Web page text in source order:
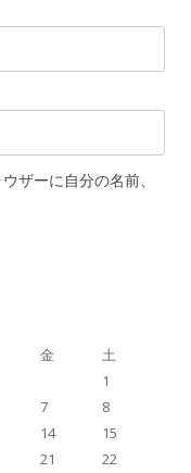
ザーに自分の名前、
金
土
1
7
8
14
15
21
22